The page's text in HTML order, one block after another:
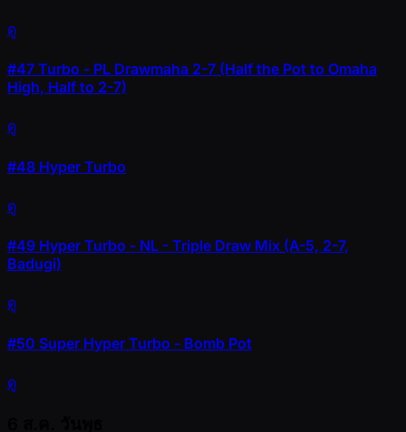
ดู
#47 Turbo - PL Drawmaha 2-7 (Half the Pot to Omaha
High, Half to 2-7)
ดู
#48 Hyper Turbo
ดู
#49 Hyper Turbo - NL - Triple Draw Mix (A-5, 2-7,
Badugi)
ดู
#50 Super Hyper Turbo - Bomb Pot
ดู